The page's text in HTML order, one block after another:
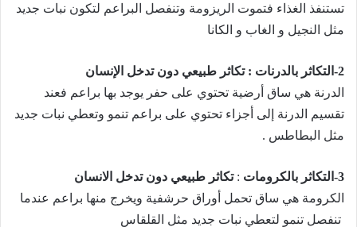
تستنفذ الغذاء فتموت الريزومة وتنفصل البراعم لتكون نبات جديد
مثل النجيل و الغاب و الكانا
2- التكاثر بالدرنات : تكاثر طبيعي دون تدخل الإنسان
الدرنة هي ساق أرضية تحتوي على حفر يوجد بها براعم فعند
تقسيم الدرنة إلى أجزاء تحتوي على براعم تنمو وتعطي نبات جديد
مثل البطاطس .
3- التكاثر بالكرومات : تكاثر طبيعي دون تدخل الانسان
الكرومة هي ساق تحمل أوراق حرشفية ويخرج منها براعم عندما
تنفصل تنمو لتعطي نبات جديد مثل القلقاس